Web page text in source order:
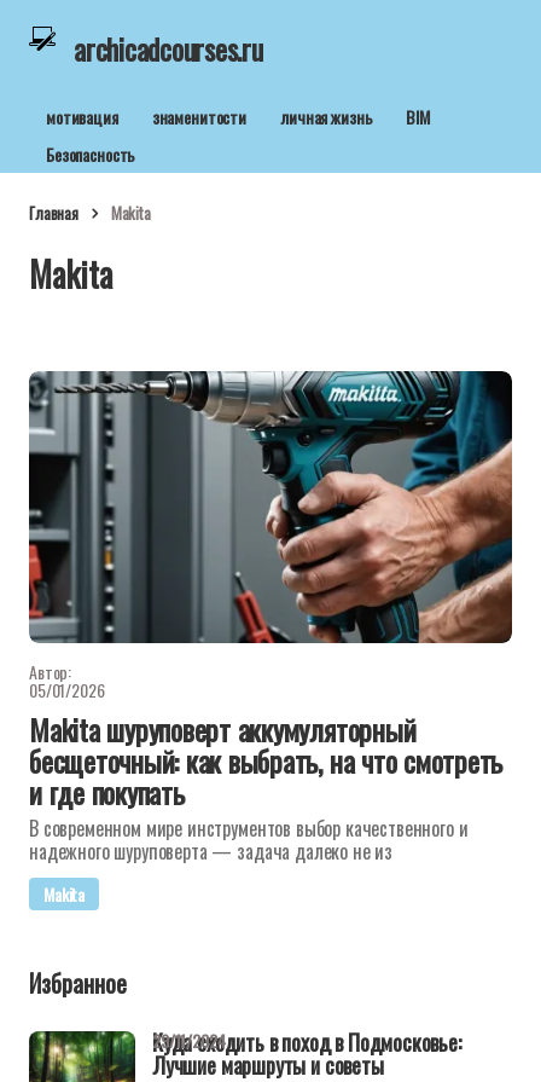
archicadcourses.ru
мотивация знаменитости личная жизнь
BIM
Безопасность
Главная Makita
Makita
Автор:
05/01/2026
Makita шуруповерт аккумуляторный
бесщеточный: как выбрать, на что смотреть
и где покупать
В современном мире инструментов выбор качественного и
надежного шуруповерта — задача далеко не из
Makita
Избранное
Куда сходить в поход в Подмосковье:
Лучшие маршруты и советы
29/11/2024